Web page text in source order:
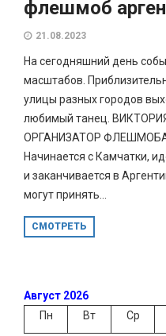
флешмоб
21.08.2023
На сегодняшний день
масштабов.
улицы разных городов
любимый танец.
ОРГАНИЗАТОР
Начинается с Камчатки,
и заканчивается в
могут принять...
СМОТРЕТЬ
Август 2026
Пн
Вт Ср